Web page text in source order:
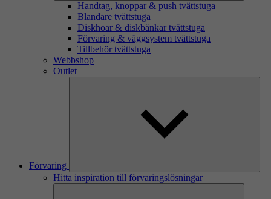
Handtag, knoppar & push tvättstuga
Blandare tvättstuga
Diskhoar & diskbänkar tvättstuga
Förvaring & väggsystem tvättstuga
Tillbehör tvättstuga
Webbshop
Outlet
Förvaring
Hitta inspiration till förvaringslösningar